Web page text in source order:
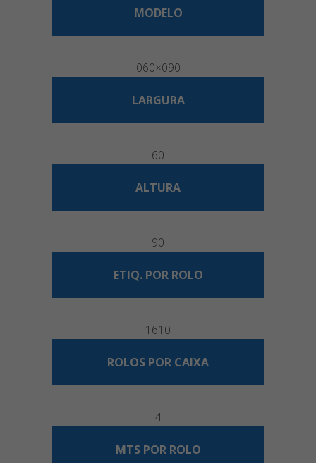
MODELO
060×090
LARGURA
60
ALTURA
90
ETIQ. POR ROLO
1610
ROLOS POR CAIXA
4
MTS POR ROLO